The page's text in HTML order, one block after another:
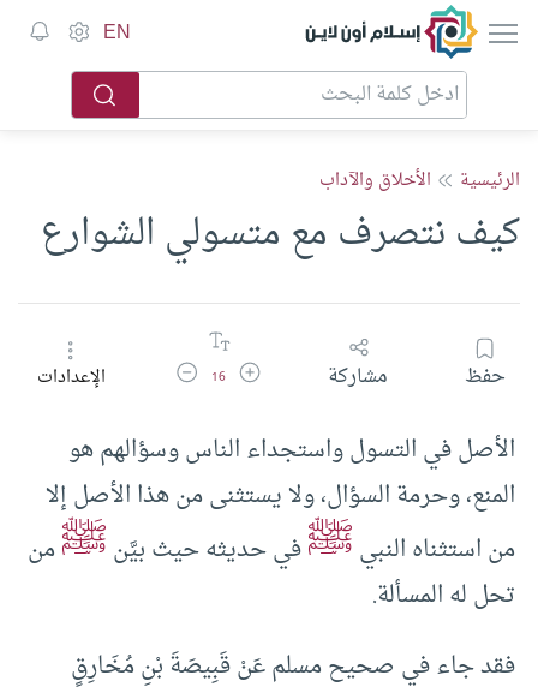
إسلام أون لاين EN
الرئيسية الأخلاق والآداب
كيف نتصرف مع متسولي الشوارع
حفظ مشاركة زيادة حجم الخط
16 تقليل حجم الخطالإعدادات
الأصل في التسول واستجداء الناس وسؤالهم هو
المنع، وحرمة السؤال، ولا يستثنى من هذا الأصل إلا
من استثناه النبيﷺفي حديثه حيث بيَّنﷺمن
تحل له المسألة.
فقد جاء في صحيح مسلم عَنْ قَبِيصَةَ بْنِ مُخَارِقٍ